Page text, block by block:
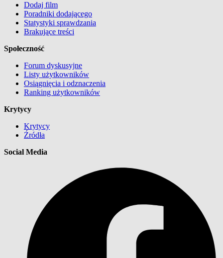
Dodaj film
Poradniki dodającego
Statystyki sprawdzania
Brakujące treści
Społeczność
Forum dyskusyjne
Listy użytkowników
Osiągnięcia i odznaczenia
Ranking użytkowników
Krytycy
Krytycy
Źródła
Social Media